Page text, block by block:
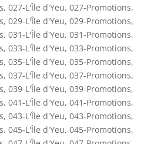
, 027-L'Île d'Yeu, 027-Promotions,
, 029-L'Île d'Yeu, 029-Promotions,
, 031-L'Île d'Yeu, 031-Promotions,
, 033-L'Île d'Yeu, 033-Promotions,
, 035-L'Île d'Yeu, 035-Promotions,
, 037-L'Île d'Yeu, 037-Promotions,
, 039-L'Île d'Yeu, 039-Promotions,
, 041-L'Île d'Yeu, 041-Promotions,
, 043-L'Île d'Yeu, 043-Promotions,
, 045-L'Île d'Yeu, 045-Promotions,